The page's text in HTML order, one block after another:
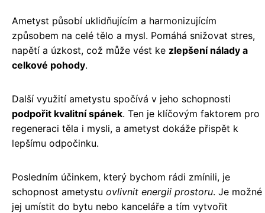
Ametyst působí uklidňujícím a harmonizujícím
způsobem na celé tělo a mysl. Pomáhá snižovat stres,
napětí a úzkost, což může vést ke zlepšení nálady a
celkové pohody.
Další využití ametystu spočívá v jeho schopnosti
podpořit kvalitní spánek. Ten je klíčovým faktorem pro
regeneraci těla i mysli, a ametyst dokáže přispět k
lepšímu odpočinku.
Posledním účinkem, který bychom rádi zmínili, je
schopnost ametystu ovlivnit energii prostoru. Je možné
jej umístit do bytu nebo kanceláře a tím vytvořit